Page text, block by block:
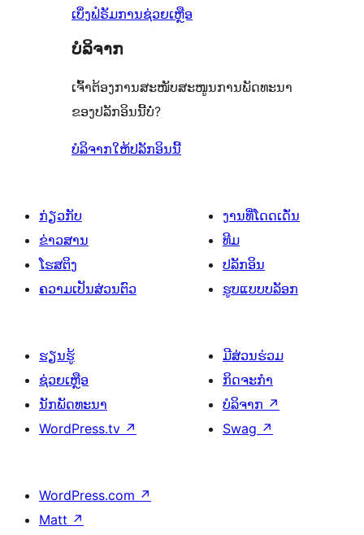
ລາຍການ
ເບິ່ງຟໍຣັມການຊ່ວຍເຫຼືອ
ບໍລິຈາກ
ເຈົ້າຕ້ອງການສະໜັບສະໜູນການພັດທະນາ
ຂອງປລັກອິນນີ້ບໍ່?
ບໍລິຈາກໃຫ້ປລັກອິນນີ້
ກ່ຽວກັບ
ຂ່າວສານ
ໂຮສຕິງ
ຄວາມເປັນສ່ວນຕົວ
ງານທີ່ໂດດເດັ່ນ
ທີມ
ປລັກອິນ
ຮູບແບບບລັອກ
ຮຽນຮູ້
ຊ່ວຍເຫຼືອ
ນັກພັດທະນາ
WordPress.tv ↗
ມີສ່ວນຮ່ວມ
ກິດຈະກຳ
ບໍລິຈາກ ↗
Swag ↗
WordPress.com ↗
Matt ↗